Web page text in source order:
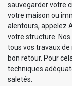
sauvegarder votre
votre maison ou
alentours, appelez
votre structure.
tous vos travaux
bon retour. Pour
techniques
saletés.